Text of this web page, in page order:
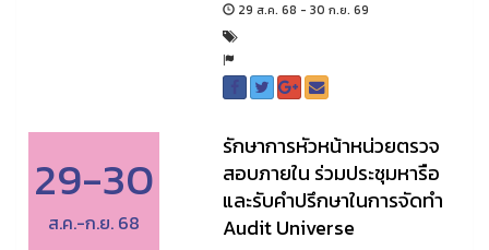
29 ส.ค. 68 - 30 ก.ย. 69
29-30
ส.ค.-ก.ย. 68
รักษาการหัวหน้าหน่วยตรวจ
สอบภายใน ร่วมประชุมหารือ
และรับคำปรึกษาในการจัดทำ
Audit Universe